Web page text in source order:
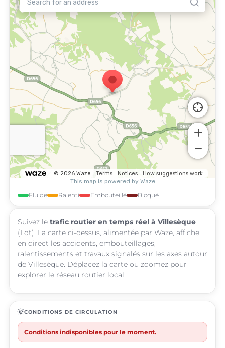
Fluide Ralenti Embouteillé Bloqué
Suivez le trafic routier en temps réel à Villesèque
(Lot). La carte ci-dessus, alimentée par Waze, affiche
en direct les accidents, embouteillages,
ralentissements et travaux signalés sur les axes autour
de Villesèque. Déplacez la carte ou zoomez pour
explorer le réseau routier local.
routineCONDITIONS DE CIRCULATION
Conditions indisponibles pour le moment.